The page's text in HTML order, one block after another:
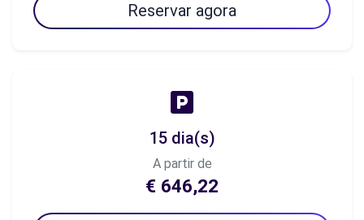
Reservar agora
15 dia(s)
A partir de
€ 646,22